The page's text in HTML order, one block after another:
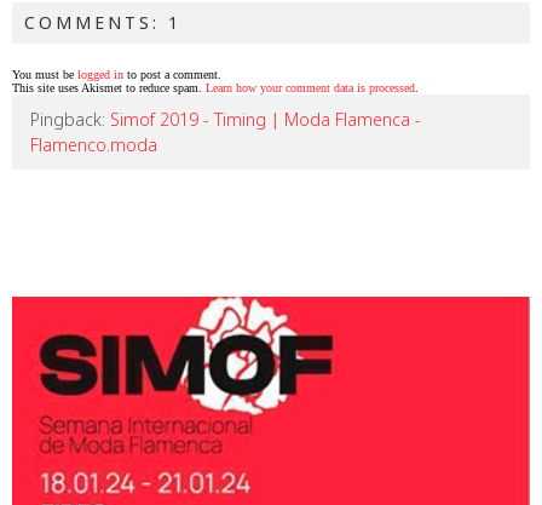
COMMENTS: 1
You must be logged in to post a comment.
This site uses Akismet to reduce spam. Learn how your comment data is processed
Pingback: Simof 2019 - Timing | Moda Flamenca -
Flamenco.moda